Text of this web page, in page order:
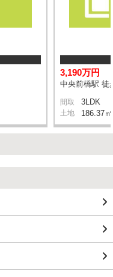
3,190万円
中央前橋駅 徒
間取 3LDK
土地 186.37㎡